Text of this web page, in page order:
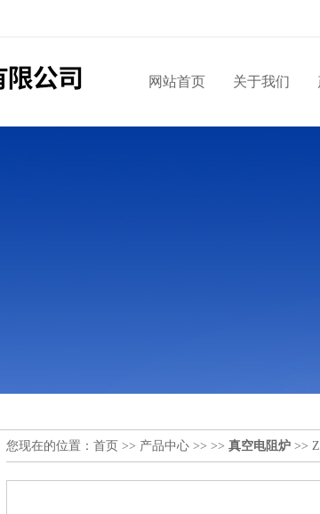
网站首页 关于我们
您现在的位置： 首页 >> 产品中心 >> >> 真空电阻炉 >>